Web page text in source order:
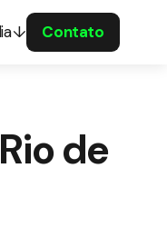
Contato
de